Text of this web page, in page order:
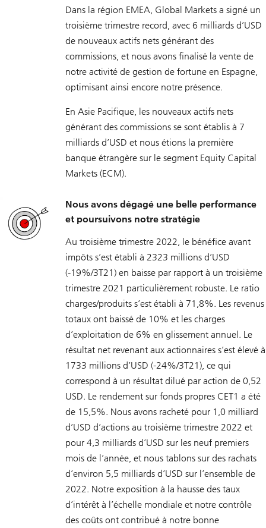
Dans la région EMEA, Global Markets a signé un
troisième trimestre record, avec 6 milliards d’USD
de nouveaux actifs nets générant des
commissions, et nous avons finalisé la vente de
notre activité de gestion de fortune en Espagne,
optimisant ainsi encore notre présence.
En Asie Pacifique, les nouveaux actifs nets
générant des commissions se sont établis à 7
milliards d’USD et nous étions la première
banque étrangère sur le segment Equity Capital
Markets (ECM).
Nous avons dégagé une belle performance
et poursuivons notre stratégie
Au troisième trimestre 2022, le bénéfice avant
impôts s’est établi à 2323 millions d’USD
(-19%/3T21) en baisse par rapport à un troisième
trimestre 2021 particulièrement robuste. Le ratio
charges/produits s’est établi à 71,8%. Les revenus
totaux ont baissé de 10% et les charges
d’exploitation de 6% en glissement annuel. Le
résultat net revenant aux actionnaires s’est élevé à
1733 millions d’USD (-24%/3T21), ce qui
correspond à un résultat dilué par action de 0,52
USD. Le rendement sur fonds propres CET1 a été
de 15,5%. Nous avons racheté pour 1,0 milliard
d’USD d’actions au troisième trimestre 2022 et
pour 4,3 milliards d’USD sur les neuf premiers
mois de l’année, et nous tablons sur des rachats
d’environ 5,5 milliards d’USD sur l’ensemble de
2022. Notre exposition à la hausse des taux
d’intérêt à l’échelle mondiale et notre contrôle
des coûts ont contribué à notre bonne